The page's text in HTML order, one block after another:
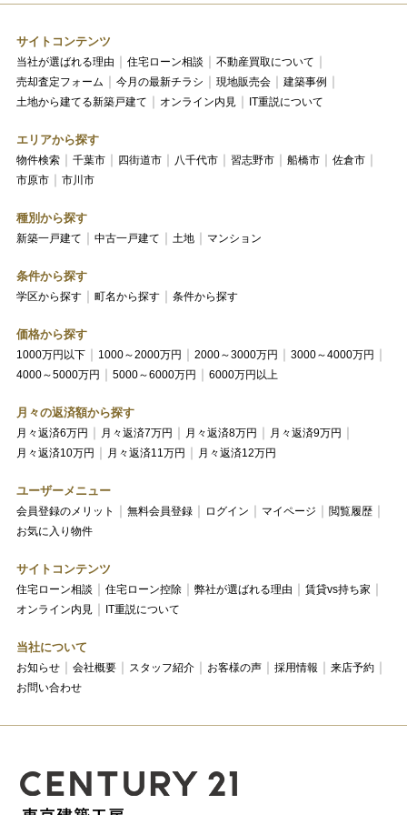
サイトコンテンツ
当社が選ばれる理由 住宅ローン相談
不動産買取について
売却査定フォーム
今月の最新チラシ 現地販売会
建築事例
土地から建てる新築戸建て
オンライン内見 IT重説について
エリアから探す
物件検索 千葉市 四街道市 八千代市 習志野市 船橋市
佐倉市
市原市
市川市
種別から探す
新築一戸建て 中古一戸建て 土地 マンション
条件から探す
学区から探す 町名から探す 条件から探す
価格から探す
1000万円以下 1000～2000万円 2000～3000万円
3000～4000万円
4000～5000万円
5000～6000万円 6000万円以上
月々の返済額から探す
月々返済6万円 月々返済7万円 月々返済8万円
月々返済9万円
月々返済10万円
月々返済11万円 月々返済12万円
ユーザーメニュー
会員登録のメリット 無料会員登録 ログイン マイページ
閲覧履歴
お気に入り物件
サイトコンテンツ
住宅ローン相談 住宅ローン控除 弊社が選ばれる理由
賃貸vs持ち家
オンライン内見
IT重説について
当社について
お知らせ 会社概要 スタッフ紹介 お客様の声 採用情報
来店予約
お問い合わせ